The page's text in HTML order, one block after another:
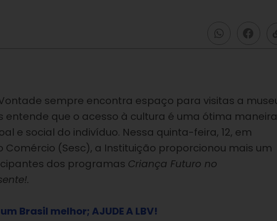
sempre encontra espaço para visitas a
entende que o acesso à cultura é uma ótima maneira
e social do indivíduo. Nessa quinta-feira, 12, em
Comércio (Sesc), a Instituição proporcionou mais um
dos programas Criança Futuro no
Brasil melhor; AJUDE A LBV!